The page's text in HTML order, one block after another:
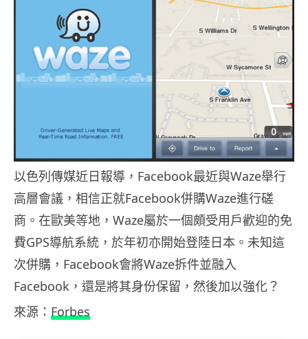
以色列傳媒近日報導，Facebook最近與Waze舉行
高層會議，相信正就Facebook併購Waze進行磋
商。在歐美等地，Waze屬於一個頗受用戶歡迎的免
費GPS導航系統，於年初亦開始登陸日本。未知這
次併購，Facebook會將Waze拆件並融入
Facebook，還是將其身份保留，然後加以強化？
來源： Forbes